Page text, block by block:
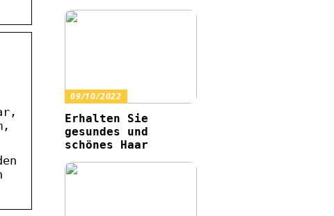
09/10/2022
Erhalten Sie
gesundes und
schönes Haar